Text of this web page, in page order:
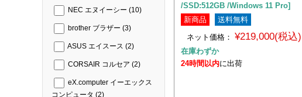
NEC エヌイーシー (10)
brother ブラザー (3)
ASUS エイスース (2)
CORSAIR コルセア (2)
eX.computer イーエックス
コンピュータ (2)
/SSD:512GB /Windows 11 Pro]
新商品
送料無料
ネット価格： ¥219,000(税込)
在庫わずか
24時間以内に出荷